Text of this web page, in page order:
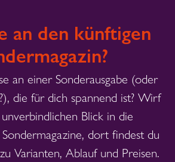
an den künftigen
an einer Sonderausgabe (oder
die für dich spannend ist? Wirf
Blick in die
dort findest du
Varianten, Ablauf und Preisen.